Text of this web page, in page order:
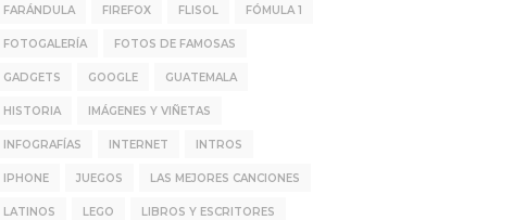
FARÁNDULA FIREFOX FLISOL FÓMULA 1
FOTOGALERÍA FOTOS DE FAMOSAS
GADGETS GOOGLE GUATEMALA
HISTORIA IMÁGENES Y VIÑETAS
INFOGRAFÍAS INTERNET INTROS
IPHONE JUEGOS LAS MEJORES CANCIONES
LATINOS LEGO LIBROS Y ESCRITORES